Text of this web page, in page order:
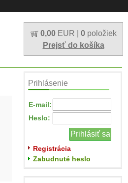
0,00 EUR | 0 položiek
Prejsť do košíka
Prihlásenie
E-mail:
Heslo:
Registrácia
Zabudnuté heslo